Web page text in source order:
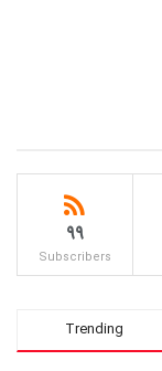
99
Subscribers
Trending